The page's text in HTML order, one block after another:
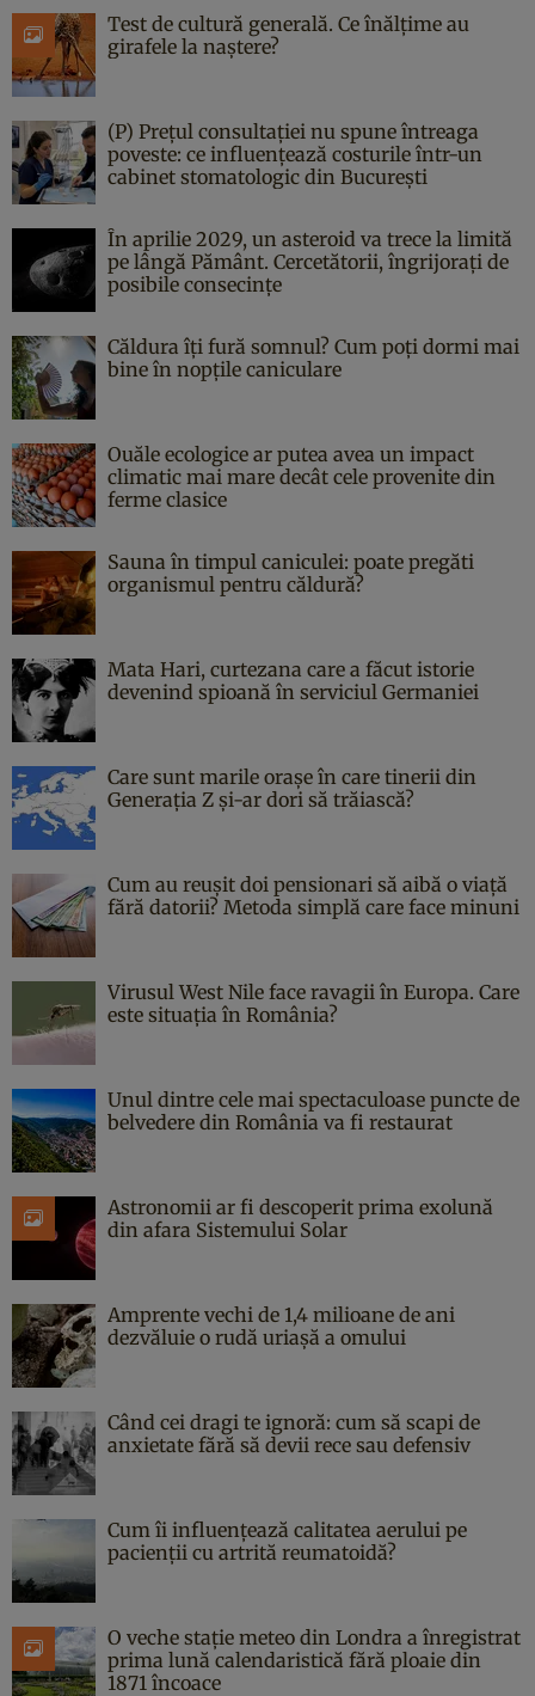
Test de cultură generală. Ce înălțime au
girafele la naștere?
(P) Prețul consultației nu spune întreaga
poveste: ce influențează costurile într-un
cabinet stomatologic din București
În aprilie 2029, un asteroid va trece la limită
pe lângă Pământ. Cercetătorii, îngrijorați de
posibile consecințe
Căldura îți fură somnul? Cum poți dormi mai
bine în nopțile caniculare
Ouăle ecologice ar putea avea un impact
climatic mai mare decât cele provenite din
ferme clasice
Sauna în timpul caniculei: poate pregăti
organismul pentru căldură?
Mata Hari, curtezana care a făcut istorie
devenind spioană în serviciul Germaniei
Care sunt marile orașe în care tinerii din
Generația Z și-ar dori să trăiască?
Cum au reușit doi pensionari să aibă o viață
fără datorii? Metoda simplă care face minuni
Virusul West Nile face ravagii în Europa. Care
este situația în România?
Unul dintre cele mai spectaculoase puncte de
belvedere din România va fi restaurat
Astronomii ar fi descoperit prima exolună
din afara Sistemului Solar
Amprente vechi de 1,4 milioane de ani
dezvăluie o rudă uriașă a omului
Când cei dragi te ignoră: cum să scapi de
anxietate fără să devii rece sau defensiv
Cum îi influențează calitatea aerului pe
pacienții cu artrită reumatoidă?
O veche stație meteo din Londra a înregistrat
prima lună calendaristică fără ploaie din
1871 încoace